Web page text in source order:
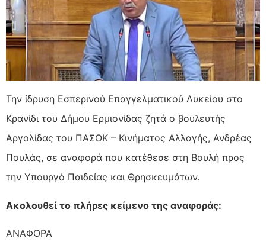
Την ίδρυση Εσπερινού Επαγγελματικού Λυκείου στο
Κρανίδι του Δήμου Ερμιονίδας ζητά ο βουλευτής
Αργολίδας του ΠΑΣΟΚ – Κινήματος Αλλαγής, Ανδρέας
Πουλάς, σε αναφορά που κατέθεσε στη Βουλή προς
την Υπουργό Παιδείας και Θρησκευμάτων.
Ακολουθεί το πλήρες κείμενο της αναφοράς:
ΑΝΑΦΟΡΑ